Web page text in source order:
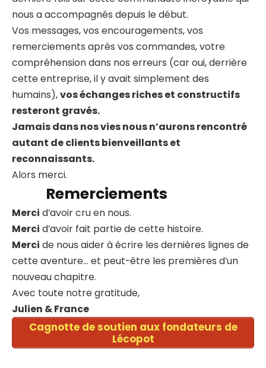
nous a accompagnés depuis le début.
Vos messages, vos encouragements, vos
remerciements après vos commandes, votre
compréhension dans nos erreurs (car oui, derrière
cette entreprise, il y avait simplement des
humains),vos échanges riches et constructifs
resteront gravés.
Jamais dans nos vies nous n’aurons rencontré
autant de clients bienveillants et
reconnaissants.
Alors merci.
Remerciements
Merci d’avoir cru en nous.
Merci d’avoir fait partie de cette histoire.
Merci de nous aider à écrire les dernières lignes de
cette aventure… et peut-être les premières d’un
nouveau chapitre.
Avec toute notre gratitude,
Julien & France
Cagnotte de soutien aux fondateurs de
Lécopot